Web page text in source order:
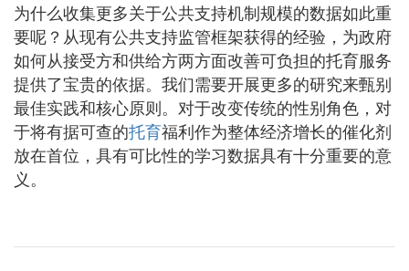
为什么收集更多关于公共支持机制规模的数据如此重
要呢？从现有公共支持监管框架获得的经验，为政府
如何从接受方和供给方两方面改善可负担的托育服务
提供了宝贵的依据。我们需要开展更多的研究来甄别
最佳实践和核心原则。对于改变传统的性别角色，对
于将有据可查的托育福利作为整体经济增长的催化剂
放在首位，具有可比性的学习数据具有十分重要的意
义。